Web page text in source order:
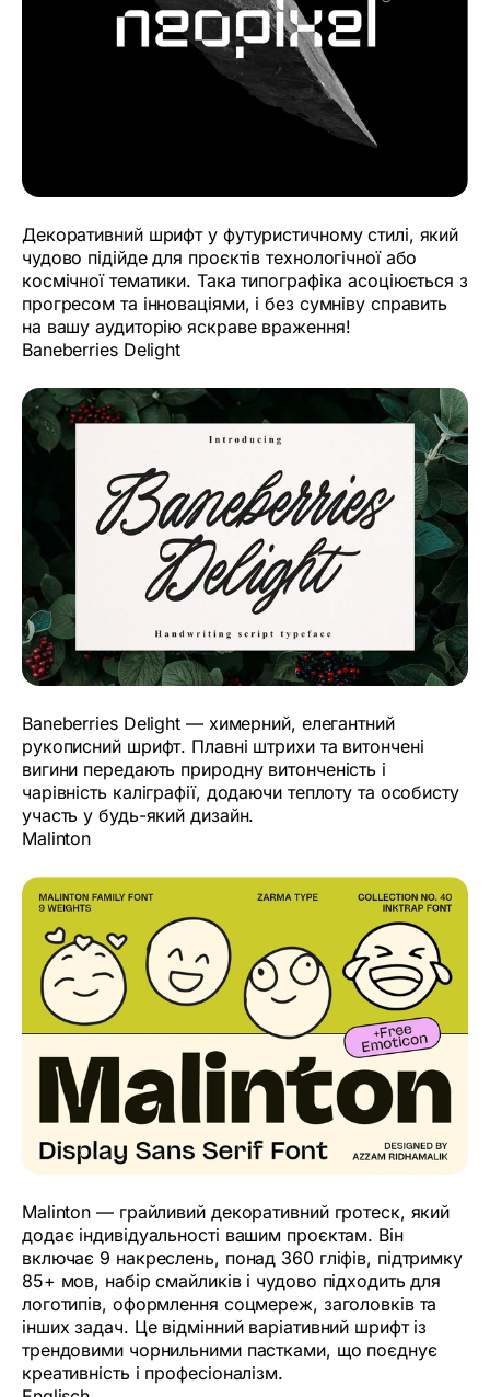
Декоративний шрифт у футуристичному стилі, який
чудово підійде для проєктів технологічної або
космічної тематики. Така типографіка асоціюється з
прогресом та інноваціями, і без сумніву справить
на вашу аудиторію яскраве враження!
Baneberries Delight
Baneberries Delight — химерний, елегантний
рукописний шрифт. Плавні штрихи та витончені
вигини передають природну витонченість і
чарівність каліграфії, додаючи теплоту та особисту
участь у будь-який дизайн.
Malinton
Malinton — грайливий декоративний гротеск, який
додає індивідуальності вашим проєктам. Він
включає 9 накреслень, понад 360 гліфів, підтримку
85+ мов, набір смайликів і чудово підходить для
логотипів, оформлення соцмереж, заголовків та
інших задач. Це відмінний варіативний шрифт із
трендовими чорнильними пастками, що поєднує
креативність і професіоналізм.